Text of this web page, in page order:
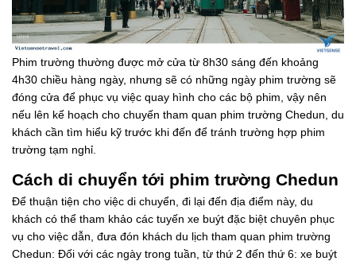
Phim trường thường được mở cửa từ 8h30 sáng đến khoảng
4h30 chiều hàng ngày, nhưng sẽ có những ngày phim trường sẽ
đóng cửa để phục vụ việc quay hình cho các bộ phim, vậy nên
nếu lên kế hoạch cho chuyến tham quan phim trường Chedun, du
khách cần tìm hiểu kỹ trước khi đến để tránh trường hợp phim
trường tạm nghỉ.
Cách di chuyển tới phim trường Chedun
Để thuận tiện cho việc di chuyển, đi lại đến địa điểm này, du
khách có thể tham khảo các tuyến xe buýt đặc biệt chuyên phục
vụ cho việc dẫn, đưa đón khách du lịch tham quan phim trường
Chedun: Đối với các ngày trong tuần, từ thứ 2 đến thứ 6: xe buýt